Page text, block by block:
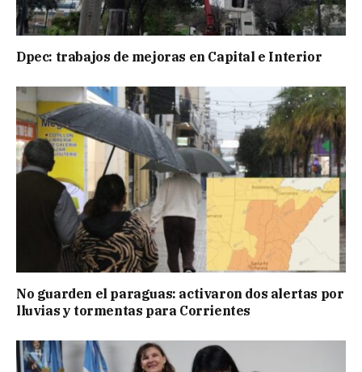
Dpec: trabajos de mejoras en Capital e Interior
No guarden el paraguas: activaron dos alertas por
lluvias y tormentas para Corrientes